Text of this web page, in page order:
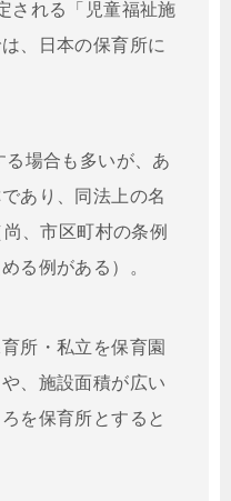
される「児童福祉施
、日本の保育所に
場合も多いが、あ
あり、同法上の名
、市区町村の条例
る例がある）。
所・私立を保育園
、施設面積が広い
を保育所とすると